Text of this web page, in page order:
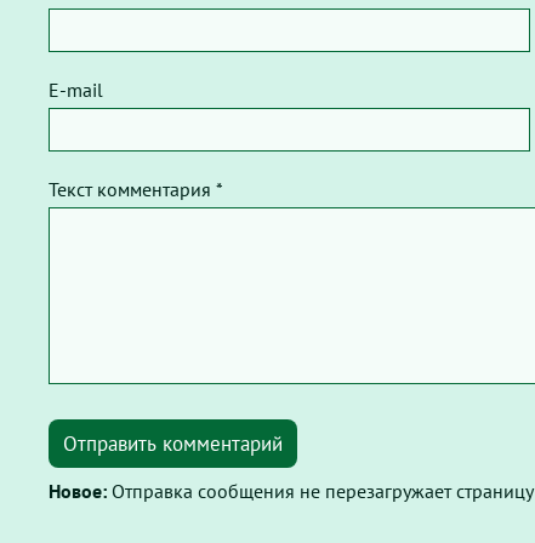
E-mail
Текст комментария *
Отправить комментарий
Новое: Отправка сообщения не перезагружает страницу